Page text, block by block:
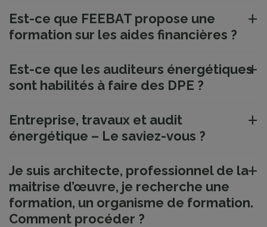
Est-ce que FEEBAT propose une
formation sur les aides financières ?
Est-ce que les auditeurs énergétiques
sont habilités à faire des DPE ?
Entreprise, travaux et audit
énergétique – Le saviez-vous ?
Je suis architecte, professionnel de la
maitrise d’œuvre, je recherche une
formation, un organisme de formation.
Comment procéder ?